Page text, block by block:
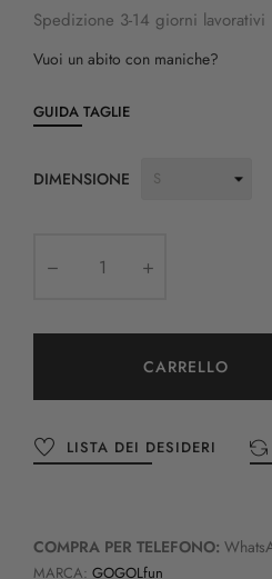
Spedizione 3-14 giorni lavorativi
Vuoi un abito con maniche?
GUIDA TAGLIE
DIMENSIONE
CARRELLO
LISTA DEI DESIDERI
COMPRA PER TELEFONO:
MARCA: GOGOLfun